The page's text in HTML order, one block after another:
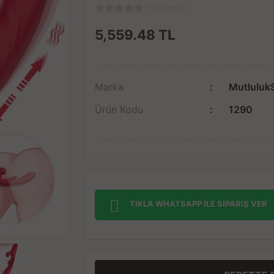
5,559.48 TL
Marka
Ürün Kodu
1290
TIKLA WHATSAPP İLE SİPARİŞ VER